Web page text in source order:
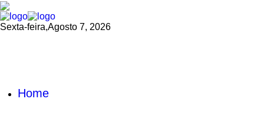
Sexta-feira,Agosto 7, 2026
Home